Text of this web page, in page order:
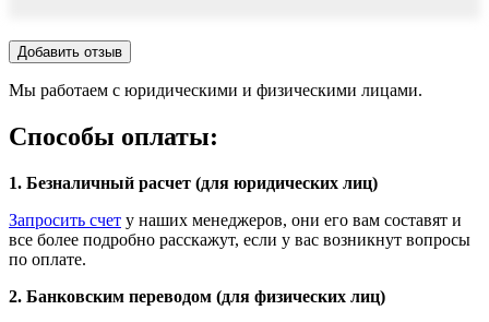
Добавить отзыв
Мы работаем с юридическими и физическими лицами.
Способы оплаты:
1. Безналичный расчет (для юридических лиц)
Запросить счет у наших менеджеров, они его вам составят и
все более подробно расскажут, если у вас возникнут вопросы
по оплате.
2. Банковским переводом (для физических лиц)